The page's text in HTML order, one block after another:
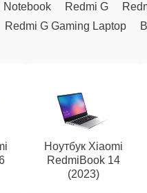
Notebook Redmi G
Redmi G Gaming Laptop
Ноутбук Xiaomi
RedmiBook 14
(2023)